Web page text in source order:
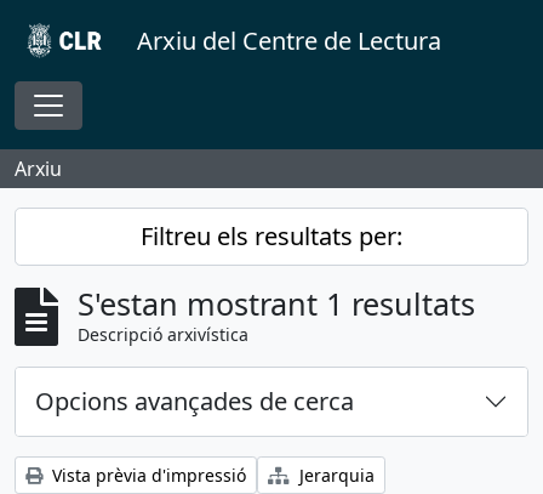
Skip to main content
Arxiu del Centre de Lectura
Toggle navigation
Arxiu
Filtreu els resultats per:
S'estan mostrant 1 resultats
Descripció arxivística
Opcions avançades de cerca
Vista prèvia d'impressió
Jerarquia